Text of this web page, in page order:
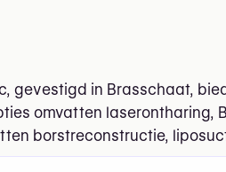
gevestigd in Brasschaat,
omvatten laserontharing,
borstreconstructie,